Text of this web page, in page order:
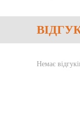
Немає